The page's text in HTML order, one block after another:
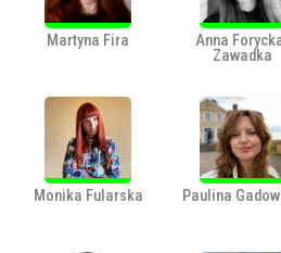
Martyna Fira
Anna
Zawadka
Monika Fularska Paulina